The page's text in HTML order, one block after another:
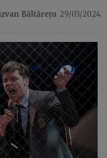
Băltărețu 29/03/2024